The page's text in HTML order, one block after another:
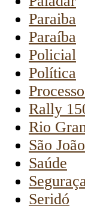
Paraiba
Paraíba
Policial
Política
Rally
Rio
São João
Saúde
Seridó